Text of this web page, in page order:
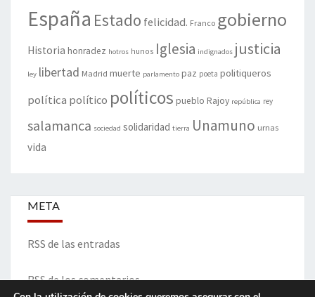
España Estado felicidad. Franco gobierno
Historia honradez hotros hunos Iglesia indignados justicia
ley libertad Madrid muerte parlamento paz poeta politiqueros
política político políticos pueblo Rajoy república rey
salamanca sociedad solidaridad tierra Unamuno urnas
vida
META
RSS de las entradas
RSS de los comentarios